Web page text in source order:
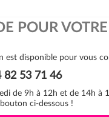
POUR VOTRE
est disponible pour vous
82 53 71 46
de 9h à 12h et de 14h à
ci-dessous !